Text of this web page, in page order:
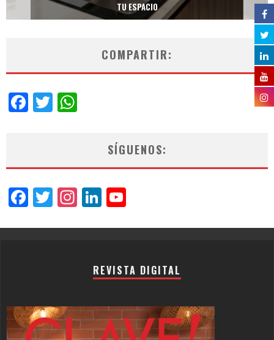
COMPARTIR:
Facebook
Twitter
SÍGUENOS:
Facebook
Twitter
Instagram
LinkedIn
REVISTA DIGITAL